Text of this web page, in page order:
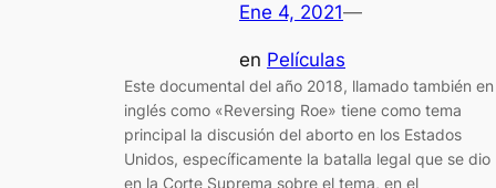
Ene 4, 2021—
en Películas
Este documental del año 2018, llamado también en
inglés como «Reversing Roe» tiene como tema
principal la discusión del aborto en los Estados
Unidos, específicamente la batalla legal que se dio
en la Corte Suprema sobre el tema, en el